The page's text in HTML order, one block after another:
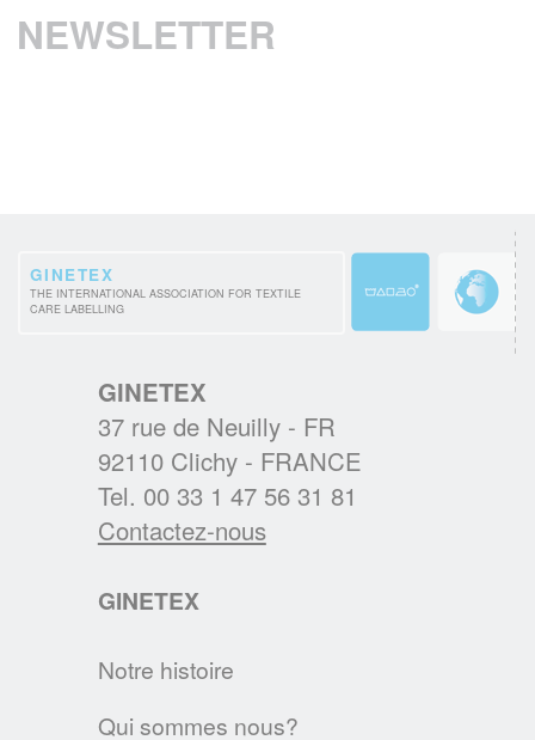
GINETEX pour 2 ans à compter du
Les considérations environnementales sont
au cœur des nouvelles habitudes d’entretien
BREXIT : L'IMPACT SUR L'ETIQUETAGE
Les régles d'étiquetage des textiles
changent au 1er janvier 2021. Voici les
principales évolutions.
Textile & Fashion Care Awards 2023: Les
NEWSLETTER
GINETEX
37 rue de Neuilly - FR
92110 Clichy - FRANCE
Tel. 00 33 1 47 56 31 81
Contactez-nous
GINETEX
THE INTERNATIONAL ASSOCIATION FOR TEXTILE
CARE LABELLING
GINETEX
Notre histoire
Qui sommes nous?